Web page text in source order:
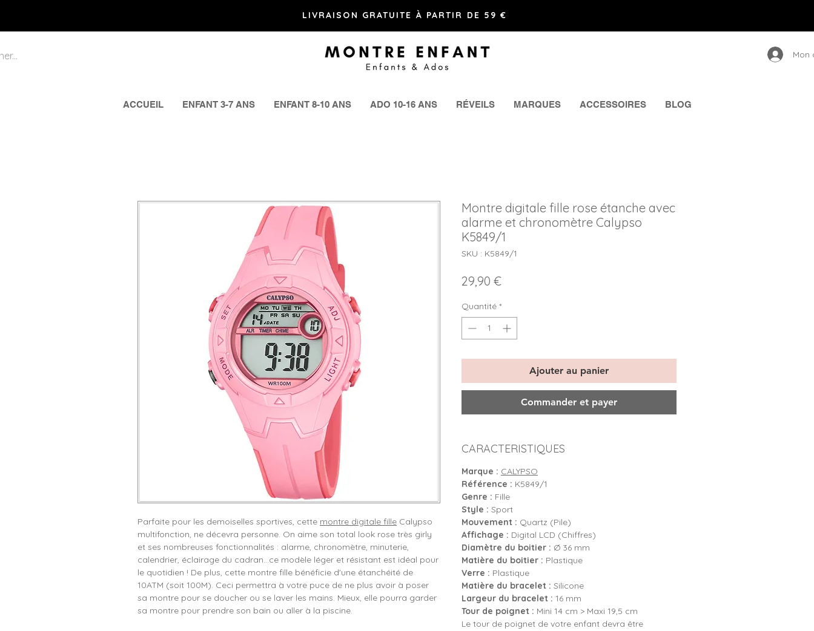
LIVRAISON GRATUITE À PARTIR DE 59 €
Mon
ACCUEIL ENFANT 3-7 ANS ENFANT 8-10 ANS ADO 10-16 ANS RÉVEILS MARQUES ACCESSOIRES BLOG
Parfaite pour les demoiselles sportives, cette montre digitale fille Calypso
multifonction, ne décevra personne. On aime son total look rose très girly
et ses nombreuses fonctionnalités : alarme, chronomètre, minuterie,
calendrier, éclairage du cadran…ce modèle léger et résistant est idéal pour
le quotidien ! De plus, cette montre fille bénéficie d'une étanchéité de
10ATM (soit 100M). Ceci permettra à votre puce de ne plus avoir à poser
sa montre pour se doucher ou se laver les mains. Mieux, elle pourra garder
sa montre pour prendre son bain ou aller à la piscine.
Montre digitale fille rose étanche avec
alarme et chronomètre Calypso
K5849/1
SKU : K5849/1
29,90 €Prix
Quantité *
Ajouter au panier
Commander et payer
CARACTERISTIQUES
Marque : CALYPSO
Référence : K5849/1
Genre : Fille
Style : Sport
Mouvement : Quartz (Pile)
Affichage : Digital LCD (Chiffres)
Diamètre du boitier : Ø 36 mm
Matière du boitier : Plastique
Verre : Plastique
Matière du bracelet : Silicone
Largeur du bracelet : 16 mm
Tour de poignet : Mini 14 cm > Maxi 19,5 cm
Le tour de poignet de votre enfant devra être